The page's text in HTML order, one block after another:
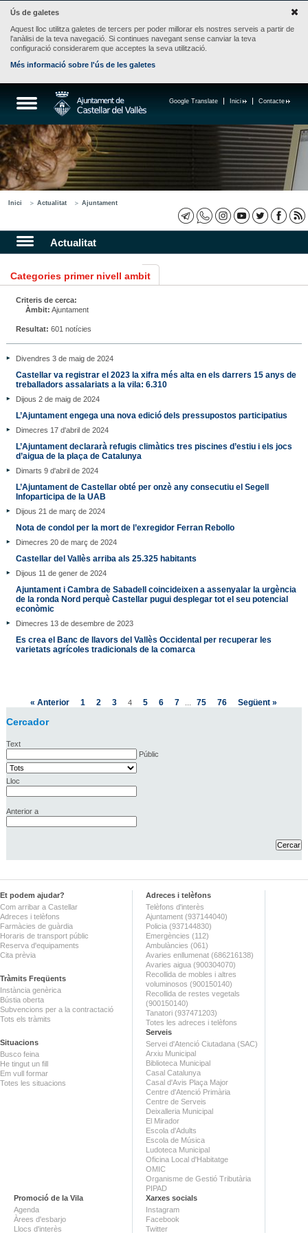
Ús de galetes
Aquest lloc utilitza galetes de tercers per poder millorar els nostres serveis a partir de
l'anàlisi de la teva navegació. Si continues navegant sense canviar la teva
configuració considerarem que acceptes la seva utilització.
Més informació sobre l'ús de les galetes
Contacte
Inici
Google Translate
Inici Actualitat Ajuntament
Actualitat
Categories primer nivell ambit
Criteris de cerca:
Àmbit: Ajuntament
Resultat: 601 notícies
Divendres 3 de maig de 2024
Castellar va registrar el 2023 la xifra més alta en els darrers 15 anys de
treballadors assalariats a la vila: 6.310
Dijous 2 de maig de 2024
L’Ajuntament engega una nova edició dels pressupostos participatius
Dimecres 17 d'abril de 2024
L’Ajuntament declararà refugis climàtics tres piscines d’estiu i els jocs
d’aigua de la plaça de Catalunya
Dimarts 9 d'abril de 2024
L’Ajuntament de Castellar obté per onzè any consecutiu el Segell
Infoparticipa de la UAB
Dijous 21 de març de 2024
Nota de condol per la mort de l’exregidor Ferran Rebollo
Dimecres 20 de març de 2024
Castellar del Vallès arriba als 25.325 habitants
Dijous 11 de gener de 2024
Ajuntament i Cambra de Sabadell coincideixen a assenyalar la urgència
de la ronda Nord perquè Castellar pugui desplegar tot el seu potencial
econòmic
Dimecres 13 de desembre de 2023
Es crea el Banc de llavors del Vallès Occidental per recuperar les
varietats agrícoles tradicionals de la comarca
« Anterior 1 2 3 4 5 6 7 75 76 Següent »
Cercador
Text
Públic
Lloc
Anterior a
Et podem ajudar?
Com arribar a Castellar
Adreces i telèfons
Farmàcies de guàrdia
Horaris de transport públic
Reserva d'equipaments
Cita prèvia
Tràmits Freqüents
Instància genèrica
Bústia oberta
Subvencions per a la contractació
Tots els tràmits
Situacions
Busco feina
He tingut un fill
Em vull formar
Totes les situacions
Adreces i telèfons
Telèfons d'interès
Ajuntament (937144040)
Policia (937144830)
Emergències (112)
Ambulàncies (061)
Avaries enllumenat (686216138)
Avaries aigua (900304070)
Recollida de mobles i altres
voluminosos (900150140)
Recollida de restes vegetals
(900150140)
Tanatori (937471203)
Totes les adreces i telèfons
Serveis
Servei d'Atenció Ciutadana (SAC)
Arxiu Municipal
Biblioteca Municipal
Casal Catalunya
Casal d'Avis Plaça Major
Centre d'Atenció Primària
Centre de Serveis
Deixalleria Municipal
El Mirador
Escola d'Adults
Escola de Música
Ludoteca Municipal
Oficina Local d'Habitatge
OMIC
Organisme de Gestió Tributària
PIPAD
Promoció de la Vila
Agenda
Àrees d'esbarjo
Llocs d'interès
Xarxes socials
Instagram
Facebook
Twitter